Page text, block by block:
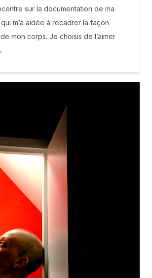
sur la documentation de ma
m’a aidée à recadrer la façon
mon corps. Je choisis de l’aimer